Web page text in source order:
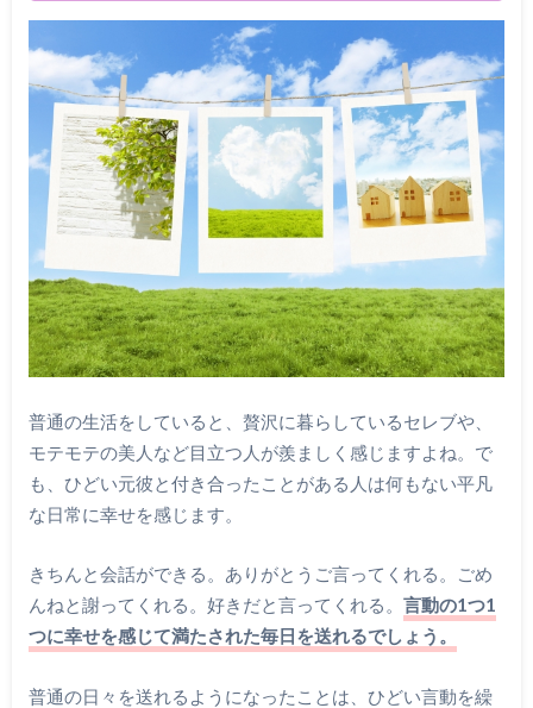
普通の生活をしていると、贅沢に暮らしているセレブや、
モテモテの美人など目立つ人が羨ましく感じますよね。で
も、ひどい元彼と付き合ったことがある人は何もない平凡
な日常に幸せを感じます。
きちんと会話ができる。ありがとうご言ってくれる。ごめ
んねと謝ってくれる。好きだと言ってくれる。 言動の1つ1
つに幸せを感じて満たされた毎日を送れるでしょう。
普通の日々を送れるようになったことは、ひどい言動を繰